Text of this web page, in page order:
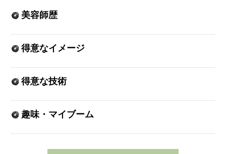
美容師歴
得意なイメージ
得意な技術
趣味・マイブーム